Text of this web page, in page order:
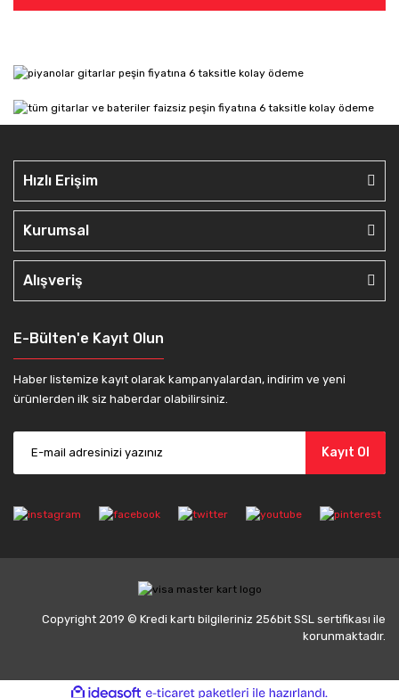
Hızlı Erişim
Kurumsal
Alışveriş
E-Bülten'e Kayıt Olun
Haber listemize kayıt olarak kampanyalardan, indirim ve yeni
ürünlerden ilk siz haberdar olabilirsiniz.
Kayıt Ol
Copyright 2019 © Kredi kartı bilgileriniz 256bit SSL sertifikası ile
korunmaktadır.
ideasoft e-